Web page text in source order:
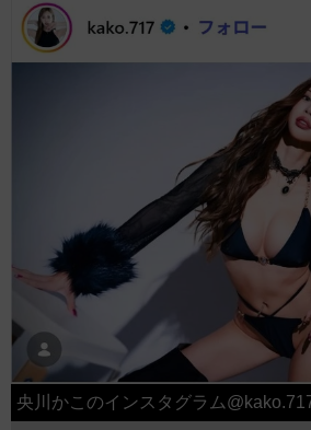
央川かこのインスタグラム